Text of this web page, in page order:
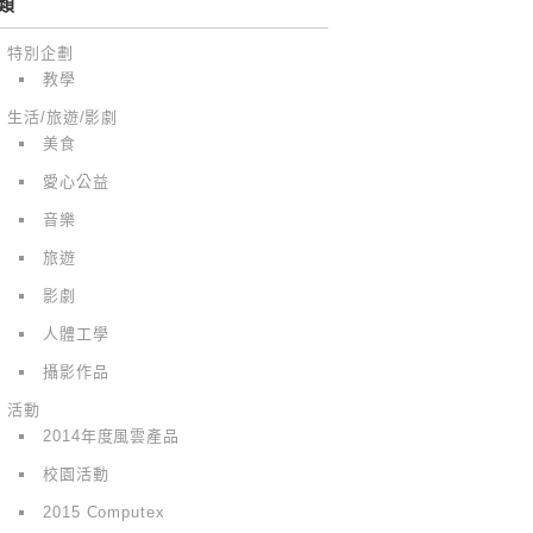
特別企劃
教學
生活/旅遊/影劇
美食
愛心公益
音樂
旅遊
影劇
人體工學
攝影作品
活動
2014年度風雲產品
校園活動
2015 Computex